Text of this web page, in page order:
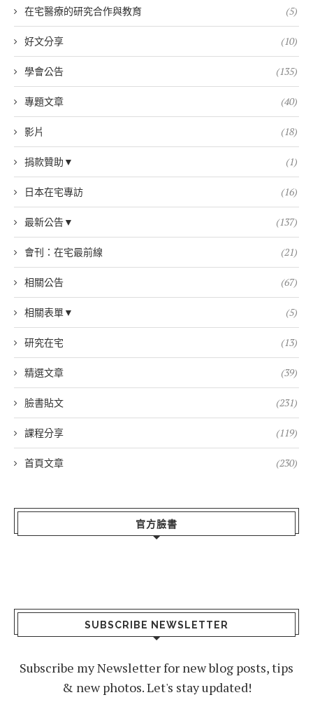
在宅醫療的研究合作與教育 (5)
好文分享 (10)
學會公告 (135)
專題文章 (40)
影片 (18)
捐款贊助▼ (1)
日本在宅專訪 (16)
最新公告▼ (137)
會刊：在宅最前線 (21)
相關公告 (67)
相關表單▼ (5)
研究在宅 (13)
精選文章 (39)
臉書貼文 (231)
課程分享 (119)
首頁文章 (230)
官方臉書
SUBSCRIBE NEWSLETTER
Subscribe my Newsletter for new blog posts, tips
& new photos. Let's stay updated!